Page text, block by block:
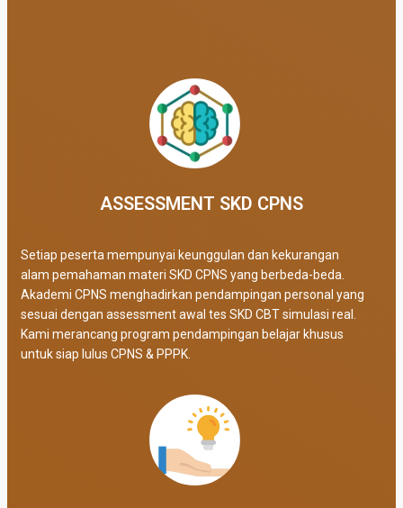
ASSESSMENT SKD CPNS
Setiap peserta mempunyai keunggulan dan kekurangan
alam pemahaman materi SKD CPNS yang berbeda-beda.
Akademi CPNS menghadirkan pendampingan personal yang
sesuai dengan assessment awal tes SKD CBT simulasi real.
Kami merancang program pendampingan belajar khusus
untuk siap lulus CPNS & PPPK.